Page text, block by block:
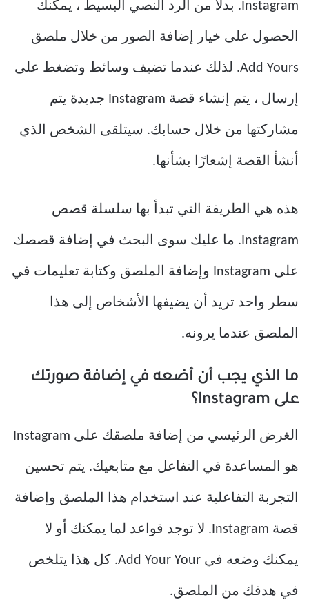
Instagram. بدلاً من الرد النصي البسيط ، يمكنك
الحصول على خيار إضافة الصور من خلال ملصق
Add Yours. لذلك عندما تضيف وسائط وتضغط على
إرسال ، يتم إنشاء قصة Instagram جديدة يتم
مشاركتها من خلال حسابك. سيتلقى الشخص الذي
أنشأ القصة إشعارًا بشأنها.
هذه هي الطريقة التي تبدأ بها سلسلة قصص
Instagram. ما عليك سوى البحث في إضافة قصصك
على Instagram وإضافة الملصق وكتابة تعليمات في
سطر واحد تريد أن يضيفها الأشخاص إلى هذا
الملصق عندما يرونه.
ما الذي يجب أن أضعه في إضافة صورتك
على Instagram؟
الغرض الرئيسي من إضافة ملصقك على Instagram
هو المساعدة في التفاعل مع متابعيك. يتم تحسين
التجربة التفاعلية عند استخدام هذا الملصق وإضافة
قصة Instagram. لا توجد قواعد لما يمكنك أو لا
يمكنك وضعه في Add Your Your. كل هذا يتلخص
في هدفك من الملصق.